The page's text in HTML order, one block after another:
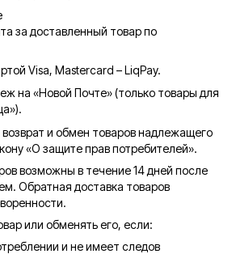
за доставленный товар по
Visa, Mastercard – LiqPay.
на «Новой Почте» (только товары для
»).
и обмен товаров надлежащего
«О защите прав потребителей».
возможны в течение 14 дней после
Обратная доставка товаров
или обменять его, если:
и не имеет следов